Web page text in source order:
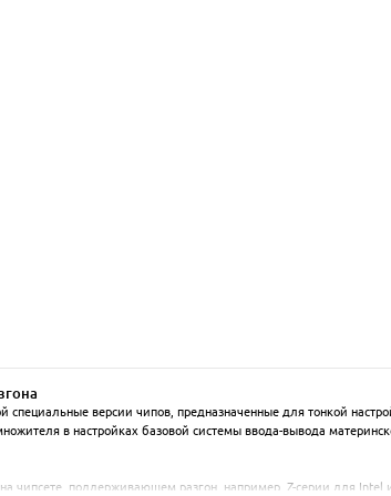
версии чипов, предназначенные для тонкой
в настройках базовой системы ввода-вывода
чипсете, поддерживающем разгон, например, Z-серии для